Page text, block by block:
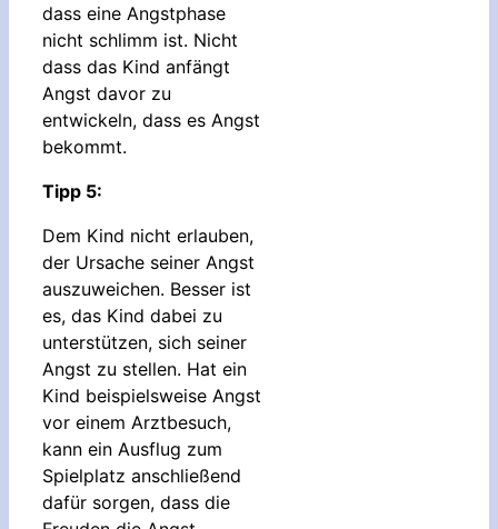
dass eine Angstphase
nicht schlimm ist. Nicht
dass das Kind anfängt
Angst davor zu
entwickeln, dass es Angst
bekommt.
Tipp 5:
Dem Kind nicht erlauben,
der Ursache seiner Angst
auszuweichen. Besser ist
es, das Kind dabei zu
unterstützen, sich seiner
Angst zu stellen. Hat ein
Kind beispielsweise Angst
vor einem Arztbesuch,
kann ein Ausflug zum
Spielplatz anschließend
dafür sorgen, dass die